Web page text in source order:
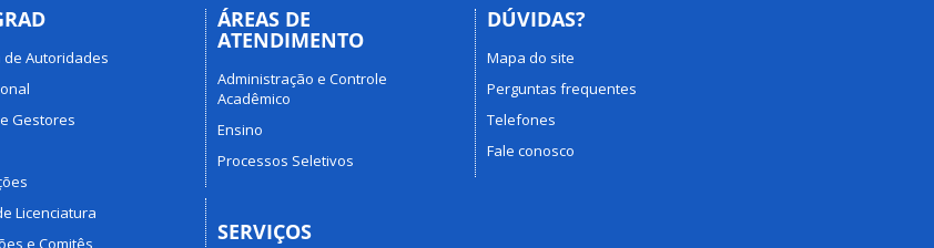
de Autoridades
Gestores
Licenciatura
e Comitês
ÁREAS DE
ATENDIMENTO
Administração e Controle
Acadêmico
Ensino
Processos Seletivos
SERVIÇOS
DÚVIDAS?
Mapa do site
Perguntas frequentes
Telefones
Fale conosco